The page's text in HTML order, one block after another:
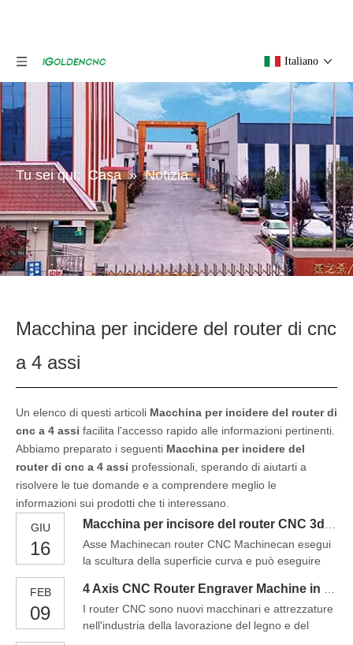
Italiano
Tu sei qui: Casa » Notizia
Macchina per incidere del router di cnc
a 4 assi
Un elenco di questi articoli Macchina per incidere del router di
cnc a 4 assi facilita l'accesso rapido alle informazioni pertinenti.
Abbiamo preparato i seguenti Macchina per incidere del
router di cnc a 4 assi professionali, sperando di aiutarti a
risolvere le tue domande e a comprendere meglio le
informazioni sui prodotti che ti interessano.
GIU
16
Asse Machinecan router CNC Machinecan esegui
la scultura della superficie curva e può eseguire
piastre a tutto tondo. Indipendentemente dal fatto
che la piastra piegata sia una protezione di 180
gradi o 90 gradi, può essere scolpita naturalmente
FEB
09
I router CNC sono nuovi macchinari e attrezzature
nell'industria della lavorazione del legno e del